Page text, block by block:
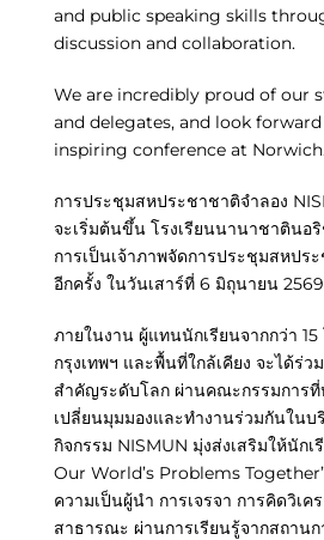
and public speaking skills
discussion and collaboration.
We are incredibly proud of our
and delegates, and look
inspiring conference at
การประชุมสหประชาชาติจำลอง
จะเริ่มต้นขึ้น โรงเรียนนานาชาตินอ
การเป็นเจ้าภาพจัดการประชุมสหปร
อีกครั้ง ในวันเสาร์ที่ 6 มิถุนายน 2569
ภายในงาน ผู้แทนนักเรียนจากกว่า 15
กรุงเทพฯ และพื้นที่ใกล้เคียง จะได้ร่ว
สำคัญระดับโลก ผ่านคณะกรรมการ
เปลี่ยนมุมมองและทำงานร่วมกันใน
กิจกรรม NISMUN มุ่งส่งเสริมให้นักเ
Our World’s Problems
ความเป็นผู้นำ การเจรจา การคิดวิเ
สาธารณะ ผ่านการเรียนรู้จากสถาน